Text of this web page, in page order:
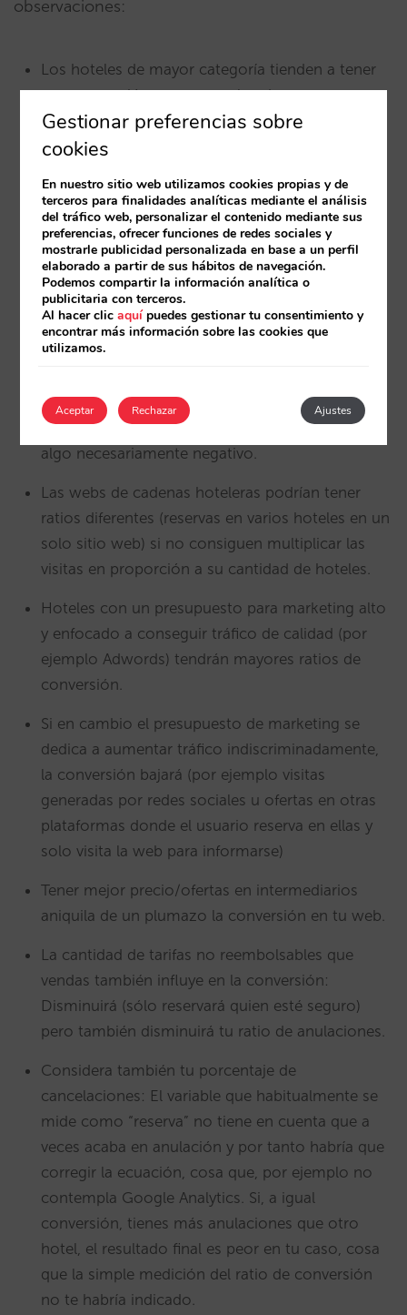
observaciones:
Los hoteles de mayor categoría tienden a tener
una conversión menor que los de menor
precio/categoría. No es un dato necesariamente
negativo porque se ve compensado con un
Los hoteles vacacionales también suelen tener
una conversión menor, pero de nuevo se ve
compensado por reservas de mayor número de
días de estancia o más ocupantes, cosa que
aumenta el valor unitario por reserva.
Hotelescon nombre genérico
visitas (quien no buscaba el hotel sino otro
significado del nombre). De nuevo no significa
algo necesariamente negativo.
Las webs de cadenas hoteleras podrían tener
ratios diferentes (reservas en varios hoteles en un
solo sitio web) si no consiguen multiplicar las
visitas en proporción a su cantidad de hoteles.
Hoteles con un presupuesto para marketing alto
y enfocado a conseguir tráfico de calidad (por
ejemplo Adwords) tendrán mayores ratios de
conversión.
Si en cambio el presupuesto de marketing se
dedica a aumentar tráfico indiscriminadamente,
la conversión bajará (por ejemplo visitas
generadas por redes sociales u ofertas en otras
plataformas donde el usuario reserva en ellas y
solo visita la web para informarse)
Tener mejor precio/ofertas en intermediarios
aniquila de un plumazo la conversión en tu web.
La cantidad de tarifas no reembolsables que
vendas también influye en la conversión:
Disminuirá (sólo reservará quien esté seguro)
pero también disminuirá tu ratio de anulaciones.
Considera también tu porcentaje de
cancelaciones: El variable que habitualmente se
mide como “reserva” no tiene en cuenta que a
veces acaba en anulación y por tanto habría que
corregir la ecuación, cosa que, por ejemplo no
contempla Google Analytics. Si, a igual
conversión, tienes más anulaciones que otro
hotel, el resultado final es peor en tu caso, cosa
que la simple medición del ratio de conversión
no te habría indicado.
Gestionar preferencias sobre
cookies
En nuestro sitio web utilizamos cookies propias y de
terceros para finalidades analíticas mediante el análisis
del tráfico web, personalizar el contenido mediante sus
preferencias, ofrecer funciones de redes sociales y
mostrarle publicidad personalizada en base a un perfil
elaborado a partir de sus hábitos de navegación.
Podemos compartir la información analítica o
publicitaria con terceros.
Al hacer clicaquípuedes gestionar tu consentimiento y
encontrar más información sobre las cookies que
utilizamos.
Aceptar Ajustes
Rechazar